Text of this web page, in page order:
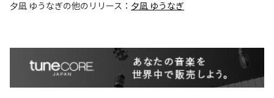
夕凪 ゆうなぎの他のリリース： 夕凪 ゆうなぎ